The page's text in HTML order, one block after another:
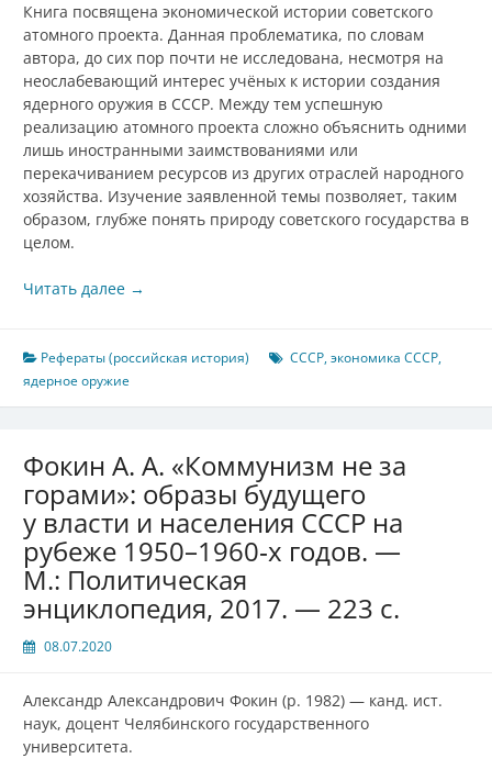
Книга посвящена экономической истории советского
атомного проекта. Данная проблематика, по словам
автора, до сих пор почти не исследована, несмотря на
неослабевающий интерес учёных к истории создания
ядерного оружия в СССР. Между тем успешную
реализацию атомного проекта сложно объяснить одними
лишь иностранными заимствованиями или
перекачиванием ресурсов из других отраслей народного
хозяйства. Изучение заявленной темы позволяет, таким
образом, глубже понять природу советского государства в
целом.
Читать далее →
Рефераты (российская история) СССР,экономика СССР,
ядерное оружие
Фокин А. А. «Коммунизм не за
горами»: образы будущего
у власти и населения СССР на
рубеже 1950–1960‑х годов. —
М.: Политическая
энциклопедия, 2017. — 223 с.
08.07.2020
Александр Александрович Фокин (р. 1982) — канд. ист.
наук, доцент Челябинского государственного
университета.